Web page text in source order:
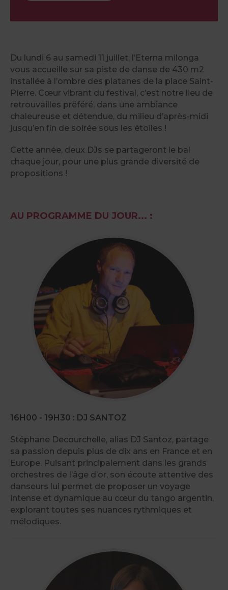
Du lundi 6 au samedi 11 juillet, l’Eterna milonga
vous accueille sur sa piste de danse de 430 m2
installée à l’ombre des platanes de la place Saint-
Pierre. Cœur vibrant du festival, c’est notre lieu de
retrouvailles préféré, dans une ambiance
chaleureuse et détendue, du milieu d’après-midi
jusqu’en fin de soirée sous les étoiles !
Cette année, deux DJs se partageront le bal
chaque jour, pour une plus grande diversité de
propositions !
AU PROGRAMME DU JOUR... :
16H00 - 19H30 : DJ SANTOZ
Stéphane Decourchelle, alias DJ Santoz, partage
sa passion depuis plus de dix ans en France et en
Europe. Puisant principalement dans les grands
orchestres de l’âge d’or, son écoute attentive des
danseurs lui permet de proposer un voyage
intense et dynamique au cœur du tango argentin,
explorant toutes ses nuances rythmiques et
mélodiques.